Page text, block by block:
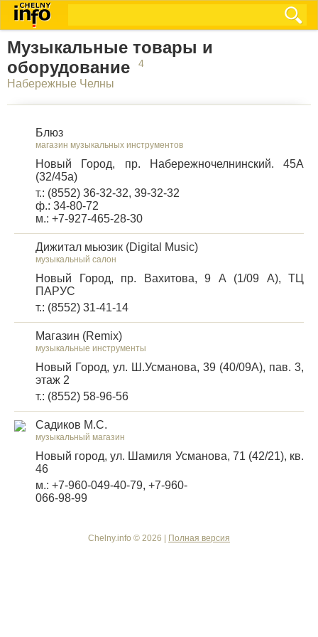
Музыкальные товары и
оборудование
4
Набережные Челны
Блюз
магазин музыкальных инструментов
Новый Город, пр. Набережночелнинский. 45А
(32/45а)
т.: (8552) 36-32-32, 39-32-32
ф.: 34-80-72
м.: +7-927-465-28-30
Дижитал мьюзик (Digital Music)
музыкальный салон
Новый Город, пр. Вахитова, 9 А (1/09 А), ТЦ
ПАРУС
т.: (8552) 31-41-14
Магазин (Remix)
музыкальные инструменты
Новый Город, ул. Ш.Усманова, 39 (40/09А), пав. 3,
этаж 2
т.: (8552) 58-96-56
Садиков М.С.
музыкальный магазин
Новый город, ул. Шамиля Усманова, 71 (42/21), кв.
46
м.: +7-960-049-40-79, +7-960-
066-98-99
Chelny.info © 2026 | Полная версия